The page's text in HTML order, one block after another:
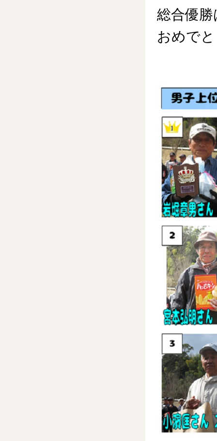
総合優
おめで